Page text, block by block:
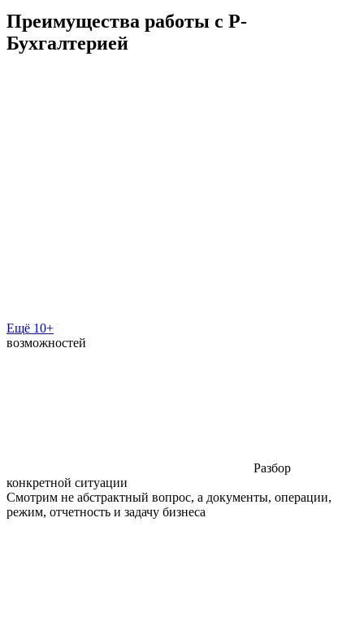
Преимущества работы с Р-
Бухгалтерией
Ещё 10+
возможностей
Разбор
конкретной ситуации
Смотрим не абстрактный вопрос, а документы, операции,
режим, отчетность и задачу бизнеса